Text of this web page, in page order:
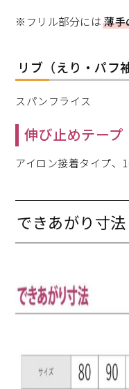
※フリル部分には 薄手
リブ（えり・パフ
スパンフライス
伸び止めテープ
アイロン接着タイプ、
できあがり寸